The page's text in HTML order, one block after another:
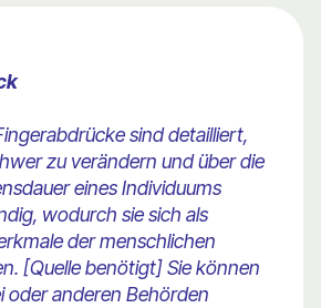
sind detailliert,
zu verändern und über die
eines Individuums
wodurch sie sich als
der menschlichen
[Quelle benötigt] Sie können
oder anderen Behörden